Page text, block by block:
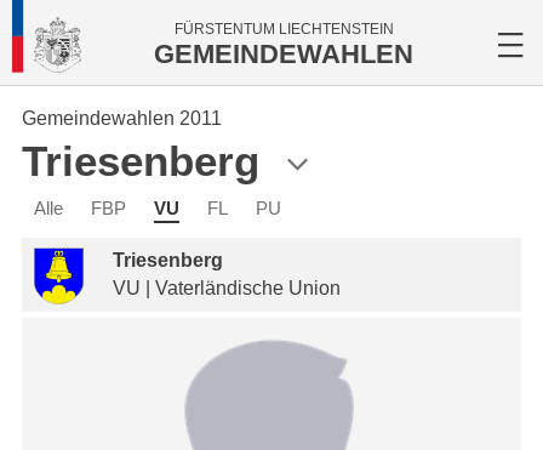
FÜRSTENTUM LIECHTENSTEIN
GEMEINDEWAHLEN
Gemeindewahlen 2011
Triesenberg
Alle FBP VU FL PU
Triesenberg
VU | Vaterländische Union